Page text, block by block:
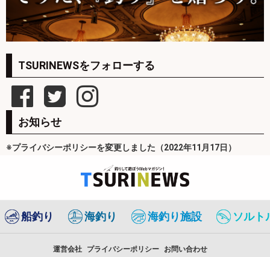
TSURINEWSをフォローする
お知らせ
※プライバシーポリシーを変更しました（2022年11月17日）
船釣り 海釣り 海釣り施設 ソルト
運営会社 プライバシーポリシー お問い合わせ